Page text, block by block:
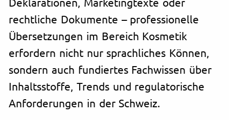
rechtliche Dokumente – professionelle
Übersetzungen im Bereich Kosmetik
erfordern nicht nur sprachliches Können,
sondern auch fundiertes Fachwissen über
Inhaltsstoffe, Trends und regulatorische
Anforderungen in der Schweiz.